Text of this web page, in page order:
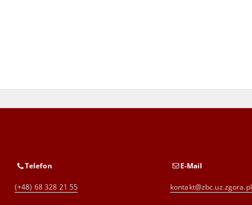
Telefon
(+48) 68 328 21 55
E-Mail
kontakt@zbc.uz.zgora.pl